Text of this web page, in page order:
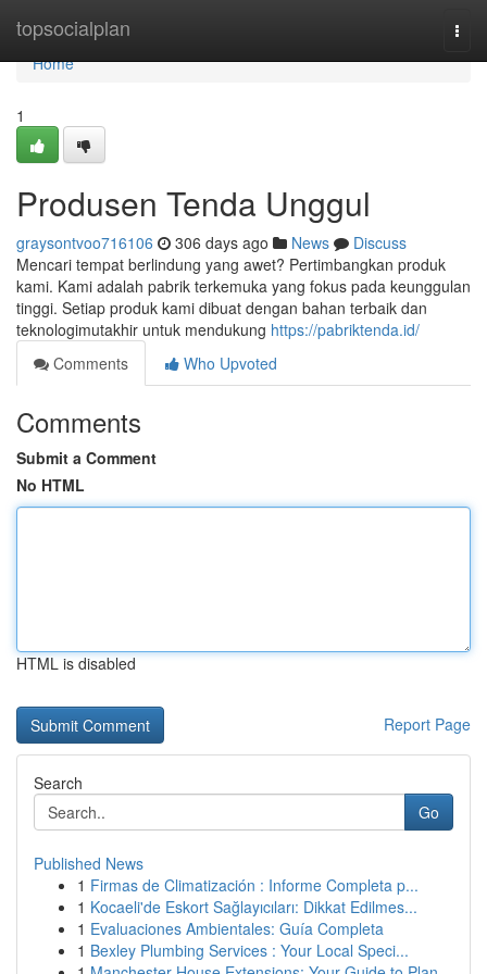
topsocialplan
Home
Home
1
Produsen Tenda Unggul
graysontvoo716106 306 days ago News
Discuss
Mencari tempat berlindung yang awet? Pertimbangkan produk
kami. Kami adalah pabrik terkemuka yang fokus pada keunggulan
tinggi. Setiap produk kami dibuat dengan bahan terbaik dan
teknologimutakhir untuk mendukung https://pabriktenda.id/
Comments
Who Upvoted
Comments
Submit a Comment
No HTML
HTML is disabled
Report Page
Search
Go
Published News
1 Firmas de Climatización : Informe Completa p...
1 Kocaeli'de Eskort Sağlayıcıları: Dikkat Edilmes...
1 Evaluaciones Ambientales: Guía Completa
1 Bexley Plumbing Services : Your Local Speci...